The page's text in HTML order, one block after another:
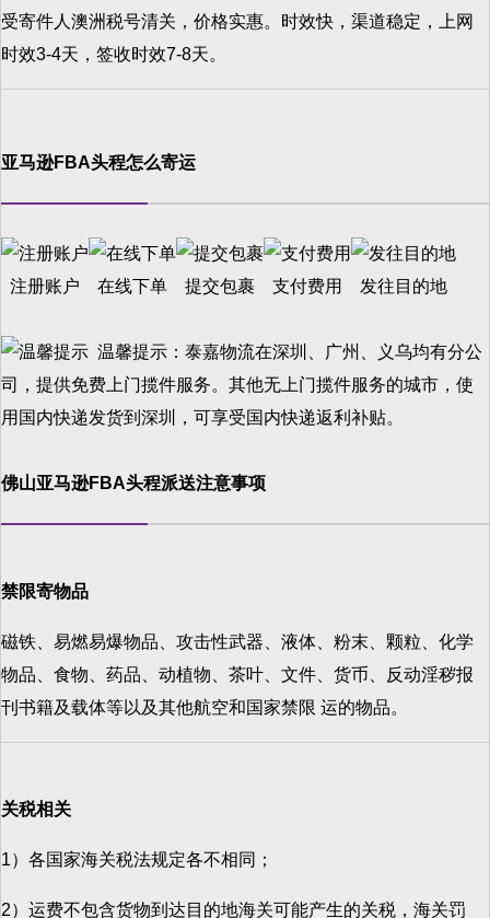
受寄件人澳洲税号清关，价格实惠。时效快，渠道稳定，上网
时效3-4天，签收时效7-8天。
亚马逊FBA头程怎么寄运
注册账户 在线下单 提交包裹 支付费用 发往目的地
温馨提示：泰嘉物流在深圳、广州、义乌均有分公
司，提供免费上门揽件服务。其他无上门揽件服务的城市，使
用国内快递发货到深圳，可享受国内快递返利补贴。
佛山亚马逊FBA头程派送注意事项
禁限寄物品
磁铁、易燃易爆物品、攻击性武器、液体、粉末、颗粒、化学
物品、食物、药品、动植物、茶叶、文件、货币、反动淫秽报
刊书籍及载体等以及其他航空和国家禁限 运的物品。
关税相关
1）各国家海关税法规定各不相同；
2）运费不包含货物到达目的地海关可能产生的关税，海关罚